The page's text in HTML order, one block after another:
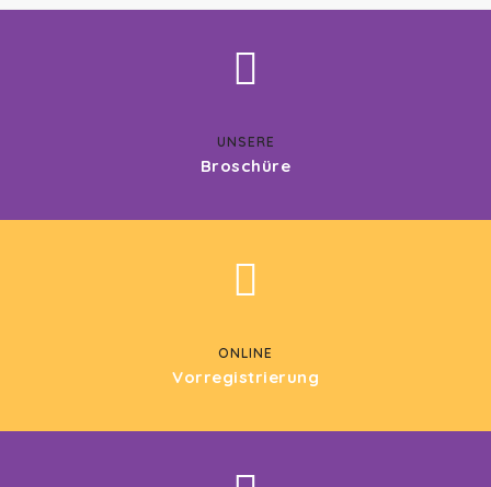
UNSERE
Broschüre
ONLINE
Vorregistrierung